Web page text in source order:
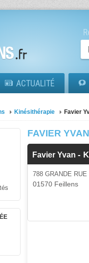
ACTUALITÉ
Kinésithérapie Favier
FAVIER
Favier Yvan-
788 GRANDE RUE
01570 Feillens